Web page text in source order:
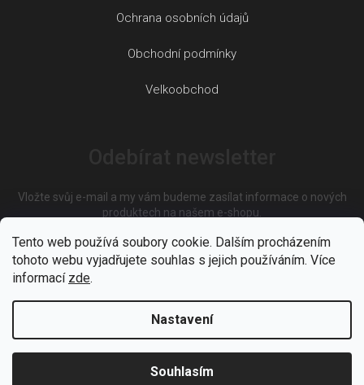
Tento web používá soubory cookie. Dalším procházením
tohoto webu vyjadřujete souhlas s jejich používáním. Více
informací zde.
Nastavení
Souhlasím
Ochrana osobních údajů
Obchodní podmínky
Velkoobchod
Vložte svůj e-mail a my vám budeme zasílat informace o nových
produktech na našem e-shopu.
E-mail
Vložením e-mailu souhlasíte spodmínkami ochrany osobních
údajů
PŘIHLÁSIT SE